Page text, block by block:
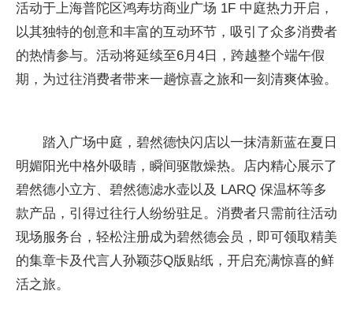
活动于上海普陀区鸿寿坊商业广场 1F 中庭热力开启，
以其独特的创意和丰富的互动环节，吸引了众多消费者
的热情参与。活动将延续至6月4日，跨越整个端午假
期，为过往消费者带来一趟惊喜之旅和一刻清爽体验。
踏入广场中庭，碧然德快闪店以一抹清新蓝在夏日
明媚阳光中格外吸睛，瞬间驱散燥热。店内精心展示了
碧然德小立方、碧然德滤水壶以及 LARQ 保温杯等多
款产品，引得过往行人纷纷驻足。消费者只需前往活动
现场服务台，轻松注册成为碧然德会员，即可领取精美
的集章卡及代言人孙颖莎Q版贴纸，开启充满惊喜的鲜
活之旅。